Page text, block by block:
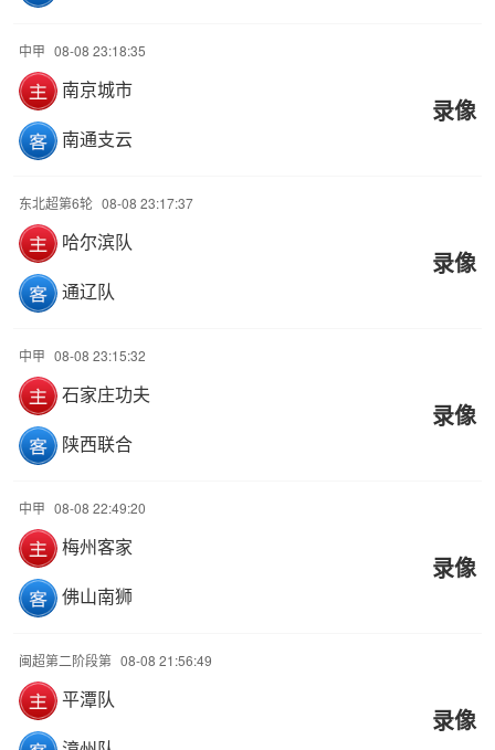
中甲 08-08 23:18:35
南京城市
南通支云
录像
东北超第6轮 08-08 23:17:37
哈尔滨队
通辽队
录像
中甲 08-08 23:15:32
石家庄功夫
陕西联合
录像
中甲 08-08 22:49:20
梅州客家
佛山南狮
录像
闽超第二阶段第 08-08 21:56:49
平潭队
录像